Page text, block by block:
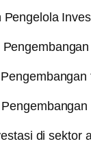
Pengelola
di sektor